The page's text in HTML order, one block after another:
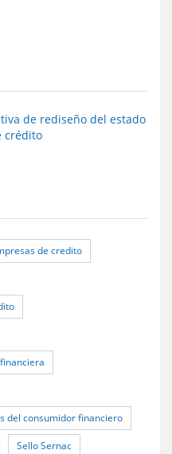
de rediseño del estado
crédito
de credito
del consumidor financiero
Sello Sernac